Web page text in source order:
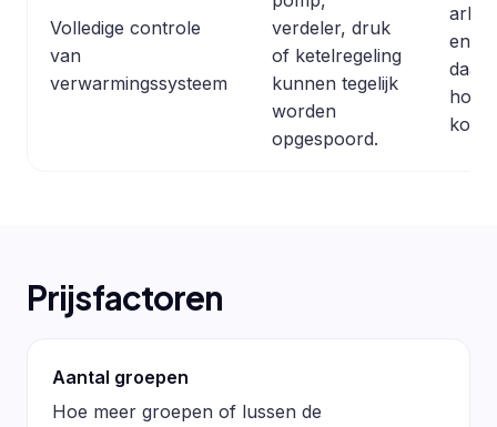
Volledige controle
van
verwarmingssysteem
verdeler, druk
of ketelregeling
kunnen tegelijk
worden
opgespoord.
en
Prijsfactoren
Aantal groepen
Hoe meer groepen of lussen de